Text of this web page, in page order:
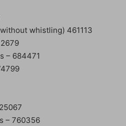
whistling) 461113
– 684471
– 760356